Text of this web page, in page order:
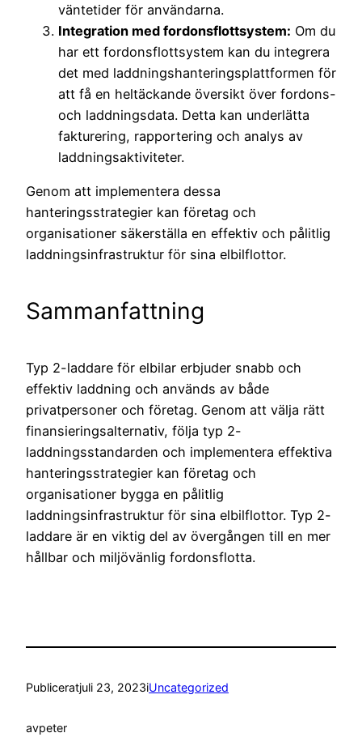
väntetider för användarna.
Integration med fordonsflottsystem: Om du
har ett fordonsflottsystem kan du integrera
det med laddningshanteringsplattformen för
att få en heltäckande översikt över fordons-
och laddningsdata. Detta kan underlätta
fakturering, rapportering och analys av
laddningsaktiviteter.
Genom att implementera dessa
hanteringsstrategier kan företag och
organisationer säkerställa en effektiv och pålitlig
laddningsinfrastruktur för sina elbilflottor.
Sammanfattning
Typ 2-laddare för elbilar erbjuder snabb och
effektiv laddning och används av både
privatpersoner och företag. Genom att välja rätt
finansieringsalternativ, följa typ 2-
laddningsstandarden och implementera effektiva
hanteringsstrategier kan företag och
organisationer bygga en pålitlig
laddningsinfrastruktur för sina elbilflottor. Typ 2-
laddare är en viktig del av övergången till en mer
hållbar och miljövänlig fordonsflotta.
Publiceratjuli 23, 2023iUncategorized
avpeter